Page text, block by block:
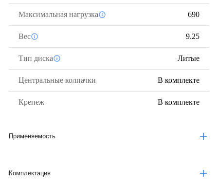
Максимальная нагрузка 690
Вес 9.25
Тип диска Литые
Центральные колпачки В комплекте
Крепеж В комплекте
Применяемость
Комплектация